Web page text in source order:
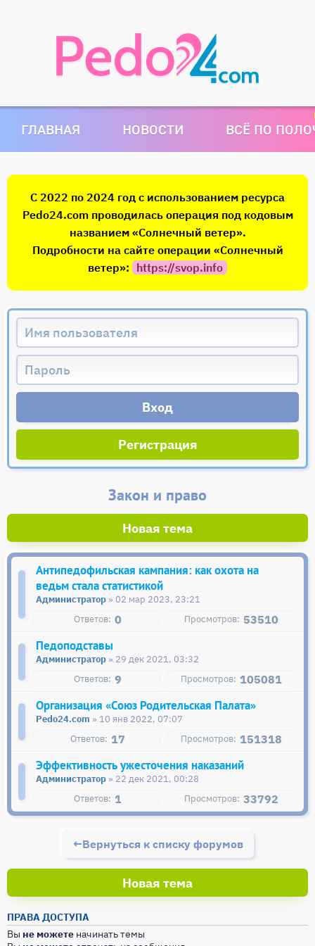
ГЛАВНАЯ НОВОСТИ ВСЁ ПО
С 2022 по 2024 год с использованием ресурса
Pedo24.com проводилась операция под кодовым
названием «Солнечный ветер».
Подробности на сайте операции «Солнечный
ветер»: https://svop.info
Регистрация
Закон и право
Новая тема
Антипедофильская кампания: как охота на
ведьм стала статистикой
Администратор » 02 мар 2023, 23:21
0 53510
Педоподставы
Администратор » 29 дек 2021, 03:32
9 105081
Организация «Союз Родительская Палата»
Pedo24.com » 10 янв 2022, 07:07
17 151318
Эффективность ужесточения наказаний
Администратор » 22 дек 2021, 00:28
1 33792
Вернуться к списку форумов
Новая тема
ПРАВА ДОСТУПА
Вы не можете начинать темы